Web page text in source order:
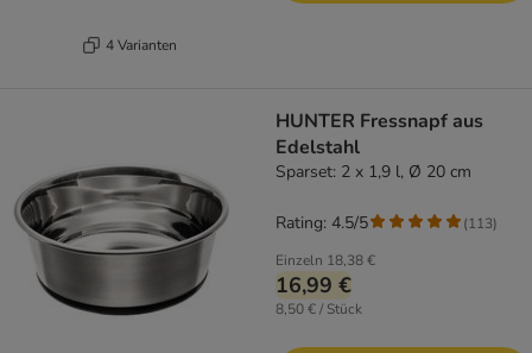
4 Varianten
HUNTER Fressnapf aus
Edelstahl
Sparset: 2 x 1,9 l, Ø 20 cm
Einzeln 18,38 €
16,99 €
8,50 € / Stück
Rating: 4.5/5 (113)